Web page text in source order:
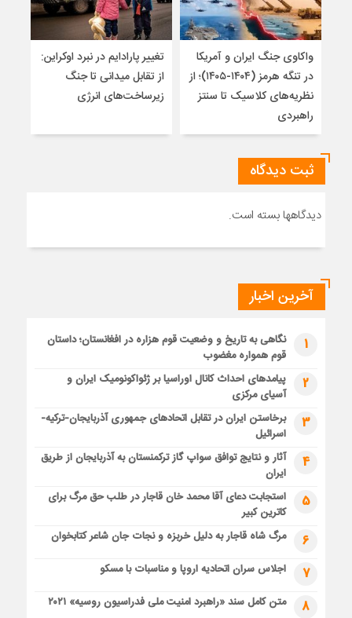
واکاوی جنگ ایران و آمریکا
در تنگه هرمز (۱۴۰۴-۱۴۰۵)؛ از
نظریه‌های کلاسیک تا سنتز
راهبردی
تغییر پارادایم در نبرد اوکراین:
از تقابل میدانی تا جنگ
زیرساخت‌های انرژی
ثبت دیدگاه
دیدگاهها بسته است.
آخرین اخبار
1
نگاهی به تاریخ و وضعیت قوم هزاره در افغانستان؛ داستان
قوم همواره مغضوب
2
پیامدهای احداث کانال اوراسیا بر ژئواکونومیک ایران و
آسیای مرکزی
3
برخاستن ایران در تقابل اتحادهای جمهوری آذربایجان-ترکیه-
اسرائیل
4
آثار و نتایج توافق سواپ گاز ترکمنستان به آذربایجان از طریق
ایران
5
استجابت دعای آقا محمد خان قاجار در طلب حق مرگ برای
کاترین کبیر
6 مرگ شاه قاجار به دلیل خربزه و نجات جان شاعر کتابخوان
7 اجلاس سران اتحادیه اروپا و مناسبات با مسکو
8 متن کامل سند «راهبرد امنیت ملی فدراسیون روسیه» ۲۰۲۱